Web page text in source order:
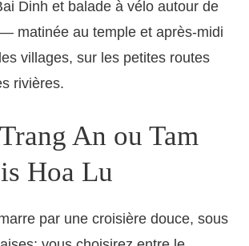
Dinh et balade à vélo autour de
matinée au temple et après-midi
villages, sur les petites routes
rivières.
An ou Tam
Hoa Lu
par une croisière douce, sous